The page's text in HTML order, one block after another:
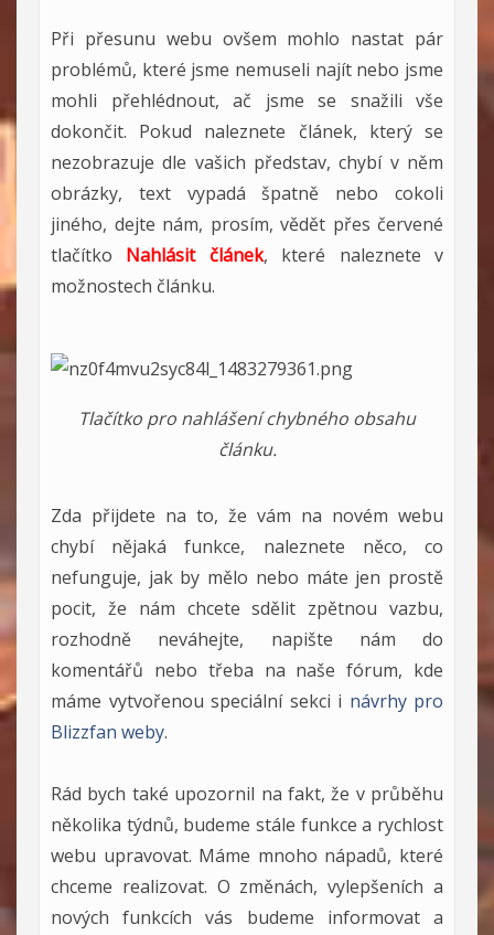
Při přesunu webu ovšem mohlo nastat pár
problémů, které jsme nemuseli najít nebo jsme
mohli přehlédnout, ač jsme se snažili vše
dokončit. Pokud naleznete článek, který se
nezobrazuje dle vašich představ, chybí v něm
obrázky, text vypadá špatně nebo cokoli
jiného, dejte nám, prosím, vědět přes červené
tlačítko Nahlásit článek, které naleznete v
možnostech článku.
Tlačítko pro nahlášení chybného obsahu
článku.
Zda přijdete na to, že vám na novém webu
chybí nějaká funkce, naleznete něco, co
nefunguje, jak by mělo nebo máte jen prostě
pocit, že nám chcete sdělit zpětnou vazbu,
rozhodně neváhejte, napište nám do
komentářů nebo třeba na naše fórum, kde
máme vytvořenou speciální sekci i návrhy pro
Blizzfan weby.
Rád bych také upozornil na fakt, že v průběhu
několika týdnů, budeme stále funkce a rychlost
webu upravovat. Máme mnoho nápadů, které
chceme realizovat. O změnách, vylepšeních a
nových funkcích vás budeme informovat a